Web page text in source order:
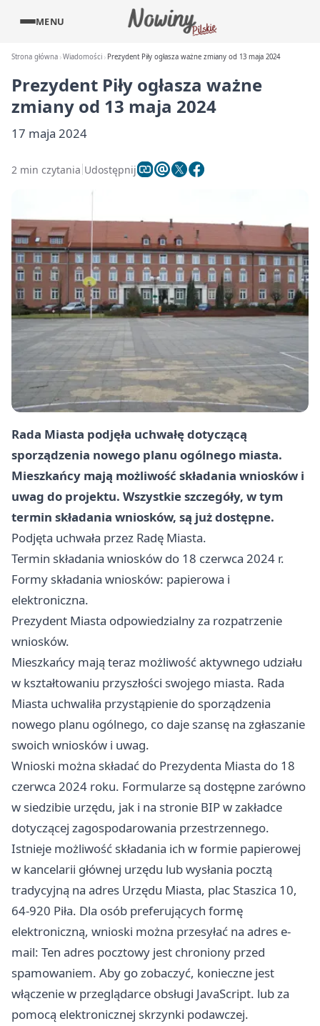
MENU
Strona główna Wiadomości Prezydent Piły ogłasza ważne zmiany od 13 maja 2024
Prezydent Piły ogłasza ważne
zmiany od 13 maja 2024
17 maja 2024
2 min czytania Udostępnij
Rada Miasta podjęła uchwałę dotyczącą
sporządzenia nowego planu ogólnego miasta.
Mieszkańcy mają możliwość składania wniosków i
uwag do projektu. Wszystkie szczegóły, w tym
termin składania wniosków, są już dostępne.
Podjęta uchwała przez Radę Miasta.
Termin składania wniosków do 18 czerwca 2024 r.
Formy składania wniosków: papierowa i
elektroniczna.
Prezydent Miasta odpowiedzialny za rozpatrzenie
wniosków.
Mieszkańcy mają teraz możliwość aktywnego udziału
w kształtowaniu przyszłości swojego miasta. Rada
Miasta uchwaliła przystąpienie do sporządzenia
nowego planu ogólnego, co daje szansę na zgłaszanie
swoich wniosków i uwag.
Wnioski można składać do Prezydenta Miasta do 18
czerwca 2024 roku. Formularze są dostępne zarówno
w siedzibie urzędu, jak i na stronie BIP w zakładce
dotyczącej zagospodarowania przestrzennego.
Istnieje możliwość składania ich w formie papierowej
w kancelarii głównej urzędu lub wysłania pocztą
tradycyjną na adres Urzędu Miasta, plac Staszica 10,
64-920 Piła. Dla osób preferujących formę
elektroniczną, wnioski można przesyłać na adres e-
mail: Ten adres pocztowy jest chroniony przed
spamowaniem. Aby go zobaczyć, konieczne jest
włączenie w przeglądarce obsługi JavaScript. lub za
pomocą elektronicznej skrzynki podawczej.